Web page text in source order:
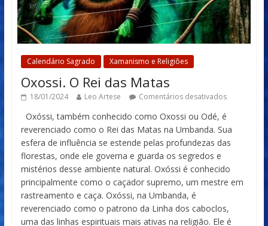
Calendário Sagrado Xamanismo e Religiões
Oxossi. O Rei das Matas
18/01/2024 Leo Artese Comentários desativados
Oxóssi, também conhecido como Oxossi ou Odé, é
reverenciado como o Rei das Matas na Umbanda. Sua
esfera de influência se estende pelas profundezas das
florestas, onde ele governa e guarda os segredos e
mistérios desse ambiente natural. Oxóssi é conhecido
principalmente como o caçador supremo, um mestre em
rastreamento e caça. Oxóssi, na Umbanda, é
reverenciado como o patrono da Linha dos caboclos,
uma das linhas espirituais mais ativas na religião. Ele é